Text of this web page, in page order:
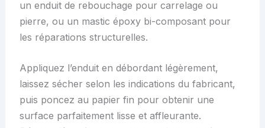
un enduit de rebouchage pour carrelage ou
pierre, ou un mastic époxy bi-composant pour
les réparations structurelles.
Appliquez l’enduit en débordant légèrement,
laissez sécher selon les indications du fabricant,
puis poncez au papier fin pour obtenir une
surface parfaitement lisse et affleurante.